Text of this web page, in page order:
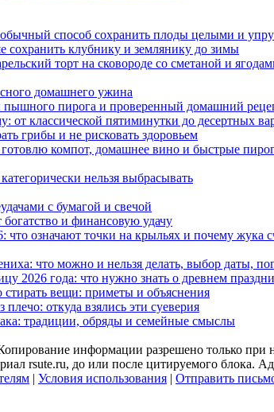
способ сохранить плоды целыми и
сохранить клубнику и землянику до зимы
торт на сковороде со сметаной и
домашнего ужина
пышного пирога и проверенный домашний
от классической пятиминутки до десертных
грибы и не рисковать здоровьем
компот, домашнее вино и быстрые
нельзя выбрасывать
с бумагой и свечой
и финансовую удачу
означают точки на крыльях и почему жука
что можно и нельзя делать, выбор даты,
2026 года: что нужно знать о древнем
стирать вещи: приметы и объяснения
откуда взялись эти суеверия
традиции, обряды и семейные смыслы
информации разрешено только при
rsute.ru, до или после цитируемого блока.
| Условия использования | Отправить